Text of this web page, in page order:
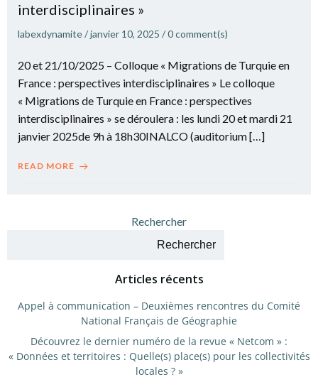
interdisciplinaires »
labexdynamite/janvier 10, 2025 /0comment(s)
20 et 21/10/2025 – Colloque « Migrations de Turquie en
France : perspectives interdisciplinaires » Le colloque
« Migrations de Turquie en France : perspectives
interdisciplinaires » se déroulera : les lundi 20 et mardi 21
janvier 2025de 9h à 18h30INALCO (auditorium […]
READ MORE
Rechercher
Rechercher
Articles récents
Appel à communication – Deuxièmes rencontres du Comité
National Français de Géographie
Découvrez le dernier numéro de la revue « Netcom » :
« Données et territoires : Quelle(s) place(s) pour les collectivités
locales ? »